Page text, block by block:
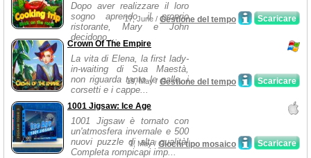
Dopo aver realizzare il loro
sogno aprendo il proprio
ristorante, Mary e John
decidono ...
Scaricare
17, June / Gestione del tempo
Crown Of The Empire
La vita di Elena, la first lady-
in-waiting di Sua Maestà,
non riguarda tanto le palle, i
corsetti e i cappe...
Scaricare
19, May / Gestione del tempo
1001 Jigsaw: Ice Age
1001 Jigsaw è tornato con
un'atmosfera invernale e 500
nuovi puzzle di alta qualità!
Completa rompicapi imp...
Scaricare
1, May / Giochi tipo mosaico